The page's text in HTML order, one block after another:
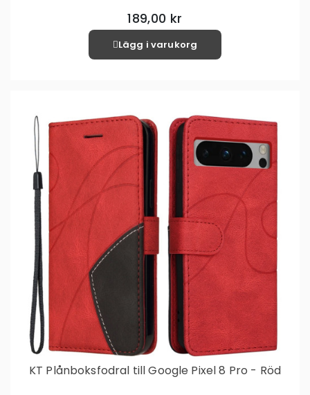
189,00 kr
Lägg i varukorg
KT Plånboksfodral till Google Pixel 8 Pro - Röd